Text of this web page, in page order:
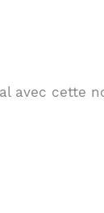
avec cette